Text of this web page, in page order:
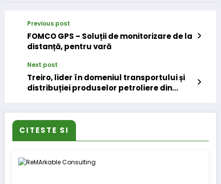
Previous post
FOMCO GPS – Soluții de monitorizare de la
distanță, pentru vară
Next post
Treiro, lider în domeniul transportului și
distribuției produselor petroliere din
CITESTE SI